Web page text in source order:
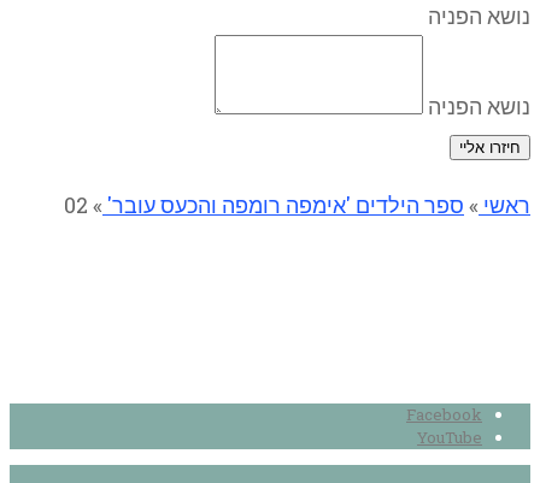
נושא הפניה
נושא הפניה
חיזרו אליי
ראשי » ספר הילדים 'אימפה רומפה והכעס עובר' »
02
Facebook
YouTube